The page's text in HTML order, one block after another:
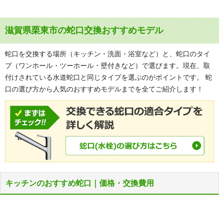
滋賀県栗東市の蛇口交換おすすめモデル
蛇口を交換する場所（キッチン・洗面・浴室など）と、蛇口のタイ
プ（ワンホール・ツーホール・壁付きなど）で選びます。現在、取
付けされている水道蛇口と同じタイプを選ぶのがポイントです。 蛇
口の選び方から人気のおすすめモデルまでを全てご紹介します！
キッチンのおすすめ蛇口｜価格・交換費用